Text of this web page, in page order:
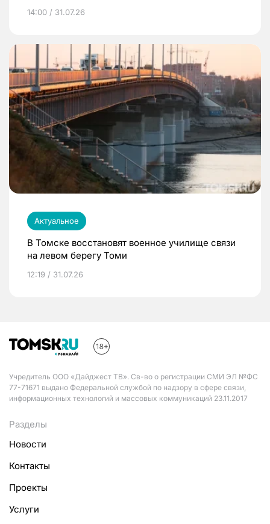
14:00 / 31.07.26
Актуальное
В Томске восстановят военное училище связи
на левом берегу Томи
12:19 / 31.07.26
Учредитель ООО «Дайджест ТВ». Св-во о регистрации СМИ ЭЛ №ФС
77-71671 выдано Федеральной службой по надзору в сфере связи,
информационных технологий и массовых коммуникаций 23.11.2017
Разделы
Новости
Контакты
Проекты
Услуги